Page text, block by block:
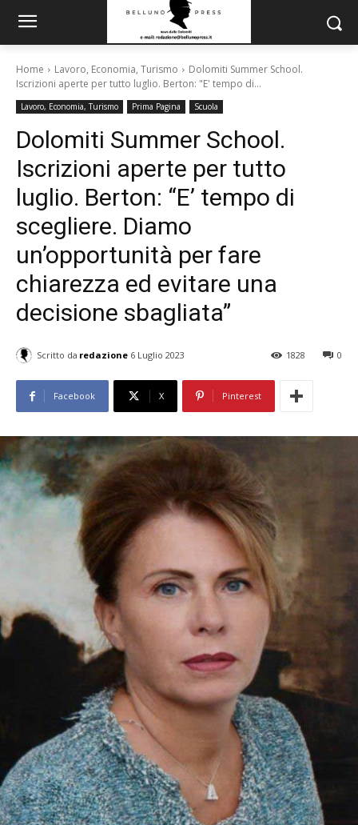
Home Lavoro, Economia, Turismo
Dolomiti Summer School.
Iscrizioni aperte per tutto luglio. Berton: "E' tempo di...
Lavoro, Economia, Turismo Prima Pagina Scuola
Dolomiti Summer School.
Iscrizioni aperte per tutto
luglio. Berton: “E’ tempo di
scegliere. Diamo
un’opportunità per fare
chiarezza ed evitare una
decisione sbagliata”
Scritto da redazione 6 Luglio 2023 0
1828
Facebook X Pinterest